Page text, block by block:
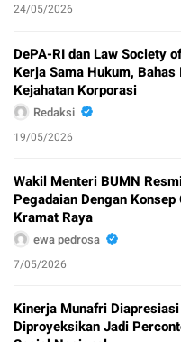
24/05/2026
DePA-RI dan Law Society
Kerja Sama Hukum,
Kejahatan Korporasi
Redaksi
19/05/2026
Wakil Menteri BUMN
Pegadaian Dengan
Kramat Raya
ewa pedrosa
7/05/2026
Kinerja Munafri
Diproyeksikan Jadi